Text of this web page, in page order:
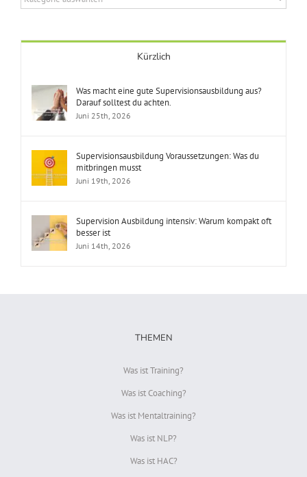
Kürzlich
Was macht eine gute Supervisionsausbildung aus?
Darauf solltest du achten.
Juni 25th, 2026
Supervisionsausbildung Voraussetzungen: Was du
mitbringen musst
Juni 19th, 2026
Supervision Ausbildung intensiv: Warum kompakt oft
besser ist
Juni 14th, 2026
THEMEN
Was ist Training?
Was ist Coaching?
Was ist Mentaltraining?
Was ist NLP?
Was ist HAC?